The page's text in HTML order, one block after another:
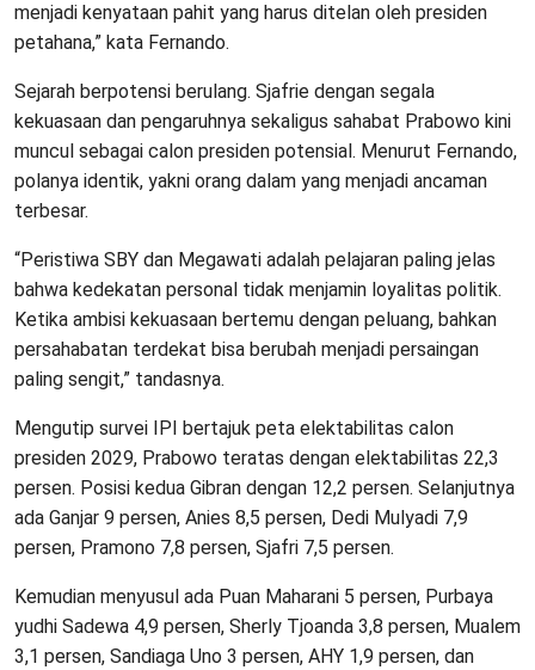
menjadi kenyataan pahit yang harus ditelan oleh presiden
petahana,” kata Fernando.
Sejarah berpotensi berulang. Sjafrie dengan segala
kekuasaan dan pengaruhnya sekaligus sahabat Prabowo kini
muncul sebagai calon presiden potensial. Menurut Fernando,
polanya identik, yakni orang dalam yang menjadi ancaman
terbesar.
“Peristiwa SBY dan Megawati adalah pelajaran paling jelas
bahwa kedekatan personal tidak menjamin loyalitas politik.
Ketika ambisi kekuasaan bertemu dengan peluang, bahkan
persahabatan terdekat bisa berubah menjadi persaingan
paling sengit,” tandasnya.
Mengutip survei IPI bertajuk peta elektabilitas calon
presiden 2029, Prabowo teratas dengan elektabilitas 22,3
persen. Posisi kedua Gibran dengan 12,2 persen. Selanjutnya
ada Ganjar 9 persen, Anies 8,5 persen, Dedi Mulyadi 7,9
persen, Pramono 7,8 persen, Sjafri 7,5 persen.
Kemudian menyusul ada Puan Maharani 5 persen, Purbaya
yudhi Sadewa 4,9 persen, Sherly Tjoanda 3,8 persen, Mualem
3,1 persen, Sandiaga Uno 3 persen, AHY 1,9 persen, dan